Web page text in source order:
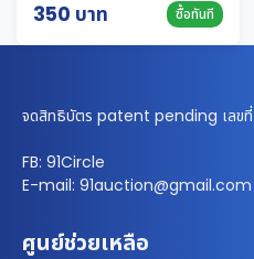
350 บาท ซื้อทันที
จดสิทธิบัตร patent pending เลขที่
FB: 91Circle
E-mail: 91auction@gmail.com
ศูนย์ช่วยเหลือ